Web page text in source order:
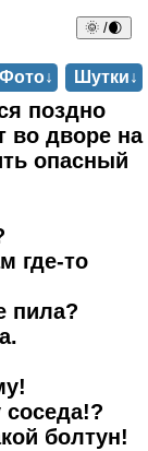
🌞 /🌒
Фото↓ Шутки↓
поздно
во дворе на
опасный
где-то
пила?
болтун!